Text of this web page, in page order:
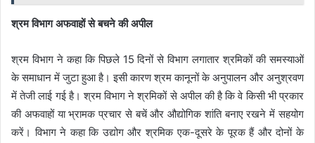
श्रम विभाग अफवाहों से बचने की अपील
श्रम विभाग ने कहा कि पिछले 15 दिनों से विभाग लगातार श्रमिकों की समस्याओं
के समाधान में जुटा हुआ है। इसी कारण श्रम कानूनों के अनुपालन और अनुश्रवण
में तेजी लाई गई है। श्रम विभाग ने श्रमिकों से अपील की है कि वे किसी भी प्रकार
की अफवाहों या भ्रामक प्रचार से बचें और औद्योगिक शांति बनाए रखने में सहयोग
करें। विभाग ने कहा कि उद्योग और श्रमिक एक-दूसरे के पूरक हैं और दोनों के